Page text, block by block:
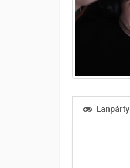
Lanpárty